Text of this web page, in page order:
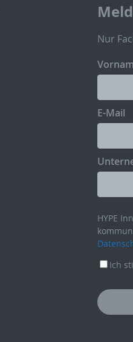
Nur
E-Mail
HYPE
Ich